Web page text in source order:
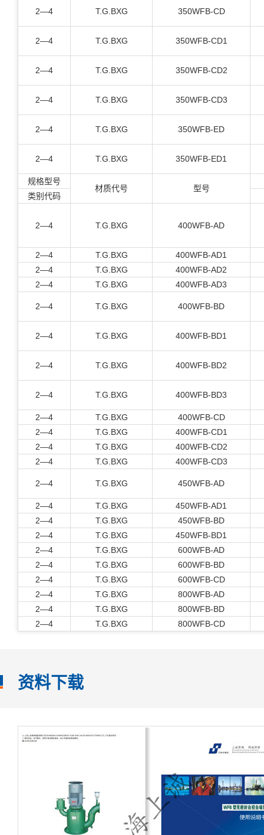
2—4 T.G.BXG 350WFB-CD
2—4 T.G.BXG 350WFB-CD1
2—4 T.G.BXG 350WFB-CD2
2—4 T.G.BXG 350WFB-CD3
2—4 T.G.BXG 350WFB-ED
2—4 T.G.BXG 350WFB-ED1
规格型号
材质代号
型号
类别代码
2—4 T.G.BXG 400WFB-AD
2—4 T.G.BXG
400WFB-AD1
2—4
T.G.BXG
400WFB-AD2
2—4
T.G.BXG 400WFB-AD3
2—4 T.G.BXG 400WFB-BD
2—4 T.G.BXG 400WFB-BD1
2—4 T.G.BXG 400WFB-BD2
2—4 T.G.BXG 400WFB-BD3
2—4 T.G.BXG
400WFB-CD
2—4
T.G.BXG
400WFB-CD1
2—4
T.G.BXG
400WFB-CD2
2—4
T.G.BXG 400WFB-CD3
2—4 T.G.BXG 450WFB-AD
2—4 T.G.BXG
450WFB-AD1
2—4
T.G.BXG
450WFB-BD
2—4
T.G.BXG
450WFB-BD1
2—4
T.G.BXG
600WFB-AD
2—4
T.G.BXG
600WFB-BD
2—4
T.G.BXG
600WFB-CD
2—4
T.G.BXG
800WFB-AD
2—4
T.G.BXG
800WFB-BD
2—4
T.G.BXG 800WFB-CD
资料下载